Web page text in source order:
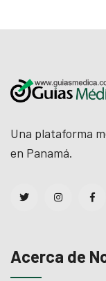
Una plataforma
en Panamá.
Acerca de